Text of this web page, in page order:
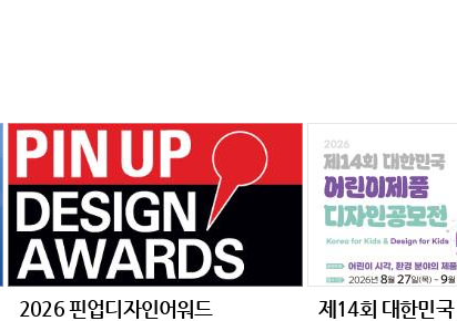
2026 핀업디자인어워드